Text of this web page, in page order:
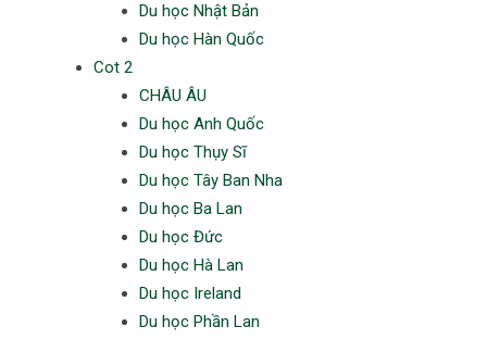
Du học Nhật Bản
Du học Hàn Quốc
Cot 2
CHÂU ÂU
Du học Anh Quốc
Du học Thụy Sĩ
Du học Tây Ban Nha
Du học Ba Lan
Du học Đức
Du học Hà Lan
Du học Ireland
Du học Phần Lan